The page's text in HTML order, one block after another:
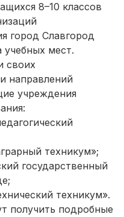
8–10 классов
город Славгород
учебных мест.
своих
направлений
учреждения
техникум»;
государственный
техникум».
получить подробные